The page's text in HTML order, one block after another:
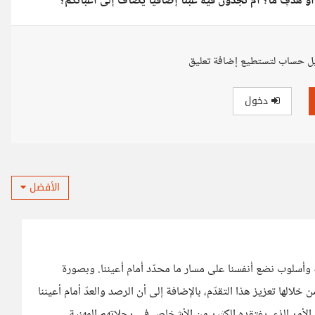
حساب لتستطيع إضافة تعليق
دخول
الأفضل
وأسلوب نضع أنفسنا على مسار ما محدّد أمام أعيننا. وبصورة
تعزيز هذا التقدّم، بالإضافة إلى أن الرصد والعدّ أمام أعيننا